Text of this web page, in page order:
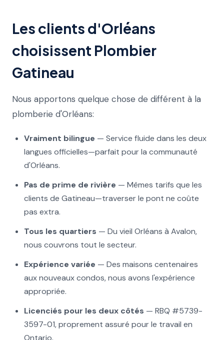
Les clients d'Orléans
choisissent Plombier
Gatineau
Nous apportons quelque chose de différent à la
plomberie d'Orléans:
Vraiment bilingue — Service fluide dans les deux
langues officielles—parfait pour la communauté
d'Orléans.
Pas de prime de rivière — Mêmes tarifs que les
clients de Gatineau—traverser le pont ne coûte
pas extra.
Tous les quartiers — Du vieil Orléans à Avalon,
nous couvrons tout le secteur.
Expérience variée — Des maisons centenaires
aux nouveaux condos, nous avons l'expérience
appropriée.
Licenciés pour les deux côtés — RBQ #5739-
3597-01, proprement assuré pour le travail en
Ontario.